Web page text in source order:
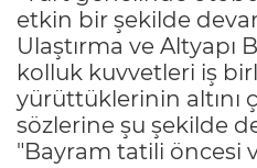
etkin bir şekilde
Ulaştırma ve Altyapı
kolluk kuvvetleri iş
yürüttüklerinin altını
sözlerine şu şekilde
"Bayram tatili öncesi